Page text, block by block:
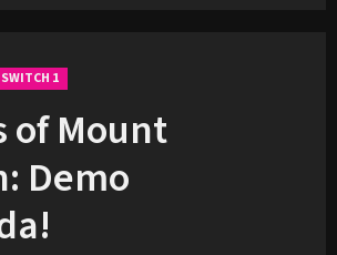
SWITCH 1
of Mount
Demo